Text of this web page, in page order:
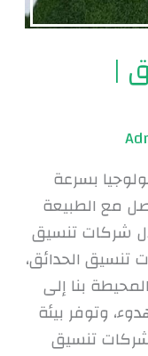
|
بسرعة
مع الطبيعة
شركات تنسيق
تنسيق الحدائق،
بنا إلى
وتوفر بيئة
شركات تنسيق